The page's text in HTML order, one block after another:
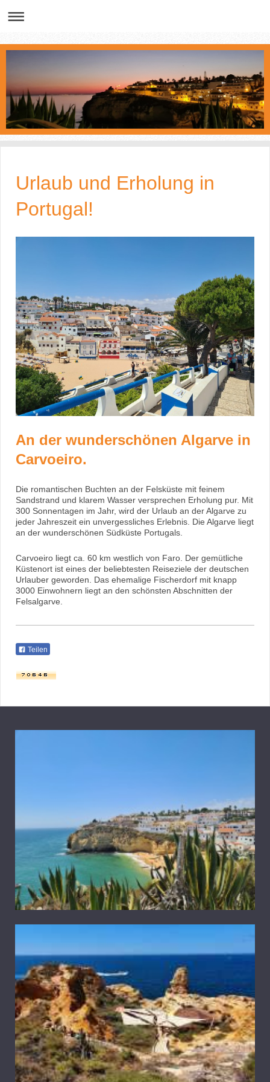
Urlaub und Erholung in
Portugal!
An der wunderschönen Algarve in
Carvoeiro.
Die romantischen Buchten an der Felsküste mit feinem
Sandstrand und klarem Wasser versprechen Erholung pur. Mit
300 Sonnentagen im Jahr, wird der Urlaub an der Algarve zu
jeder Jahreszeit ein unvergessliches Erlebnis. Die Algarve liegt
an der wunderschönen Südküste Portugals.
Carvoeiro liegt ca. 60 km westlich von Faro. Der gemütliche
Küstenort ist eines der beliebtesten Reiseziele der deutschen
Urlauber geworden. Das ehemalige Fischerdorf mit knapp
3000 Einwohnern liegt an den schönsten Abschnitten der
Felsalgarve.
Teilen